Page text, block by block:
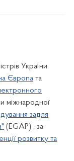
України.
Європа та
міжнародної
задля
(EGAP) , за
розвитку та